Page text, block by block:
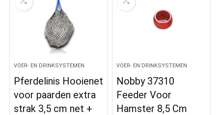
VOER- EN DRINKSYSTEMEN
Pferdelinis Hooienet
voor paarden extra
strak 3,5 cm net +
VOER- EN DRINKSYSTEMEN
Nobby 37310
Feeder Voor
Hamster 8,5 Cm